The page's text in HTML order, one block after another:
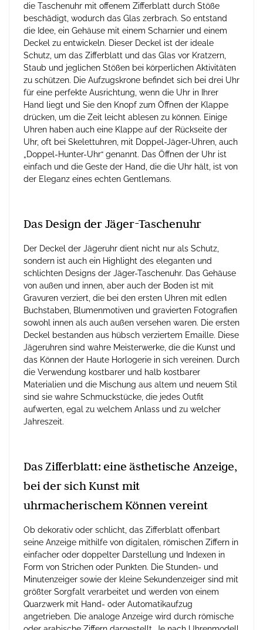
die Taschenuhr mit offenem Zifferblatt durch Stöße
beschädigt, wodurch das Glas zerbrach. So entstand
die Idee, ein Gehäuse mit einem Scharnier und einem
Deckel zu entwickeln. Dieser Deckel ist der ideale
Schutz, um das Zifferblatt und das Glas vor Kratzern,
Staub und jeglichen Stößen bei körperlichen Aktivitäten
zu schützen. Die Aufzugskrone befindet sich bei drei Uhr
für eine perfekte Ausrichtung, wenn die Uhr in Ihrer
Hand liegt und Sie den Knopf zum Öffnen der Klappe
drücken, um die Zeit leicht ablesen zu können. Einige
Uhren haben auch eine Klappe auf der Rückseite der
Uhr, oft bei Skelettuhren, mit Doppel-Jäger-Uhren, auch
„Doppel-Hunter-Uhr“ genannt. Das Öffnen der Uhr ist
einfach und die Geste der Hand, die die Uhr hält, ist von
der Eleganz eines echten Gentlemans.
Das Design der Jäger-Taschenuhr
Der Deckel der Jägeruhr dient nicht nur als Schutz,
sondern ist auch ein Highlight des eleganten und
schlichten Designs der Jäger-Taschenuhr. Das Gehäuse
von außen und innen, aber auch der Boden ist mit
Gravuren verziert, die bei den ersten Uhren mit edlen
Buchstaben, Blumenmotiven und gravierten Fotografien
sowohl innen als auch außen versehen waren. Die ersten
Deckel bestanden aus hübsch verziertem Emaille. Diese
Jägeruhren sind wahre Meisterwerke, die die Kunst und
das Können der Haute Horlogerie in sich vereinen. Durch
die Verwendung kostbarer und halb kostbarer
Materialien und die Mischung aus altem und neuem Stil
sind sie wahre Schmuckstücke, die jedes Outfit
aufwerten, egal zu welchem Anlass und zu welcher
Jahreszeit.
Das Zifferblatt: eine ästhetische Anzeige,
bei der sich Kunst mit
uhrmacherischem Können vereint
Ob dekorativ oder schlicht, das Zifferblatt offenbart
seine Anzeige mithilfe von digitalen, römischen Ziffern in
einfacher oder doppelter Darstellung und Indexen in
Form von Strichen oder Punkten. Die Stunden- und
Minutenzeiger sowie der kleine Sekundenzeiger sind mit
größter Sorgfalt verarbeitet und werden von einem
Quarzwerk mit Hand- oder Automatikaufzug
angetrieben. Die analoge Anzeige wird durch römische